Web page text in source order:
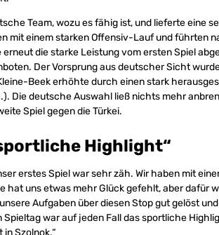
Team, wozu es fähig ist, und lieferte eine
mit einem starken Offensiv-Lauf und führten
die starke Leistung vom ersten Spiel
Der Vorsprung aus deutscher Sicht
Beek erhöhte durch einen stark
Die deutsche Auswahl ließ nichts mehr
Spiel gegen die Türkei.
Highlight“
erstes Spiel war sehr zäh. Wir haben mit
hat uns etwas mehr Glück gefehlt, aber dafür
Aufgaben über diesen Stop gut gelöst
Spieltag war auf jeden Fall das sportliche
Szolnok.“